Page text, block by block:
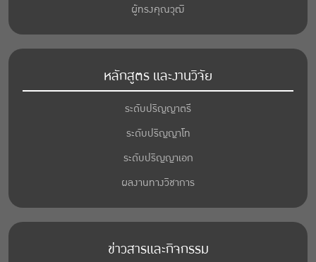
ผู้ทรงคุณวุฒิ
หลักสูตร และงานวิจัย
ระดับปริญญาตรี
ระดับปริญญาโท
ระดับปริญญาเอก
ผลงานทางวิชาการ
ข่าวสารและกิจกรรม